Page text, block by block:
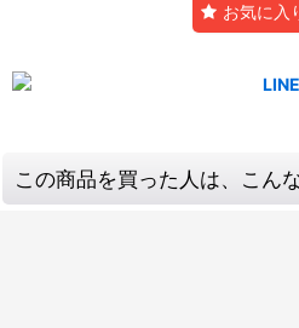
お気に入
この商品を買った人は、こん